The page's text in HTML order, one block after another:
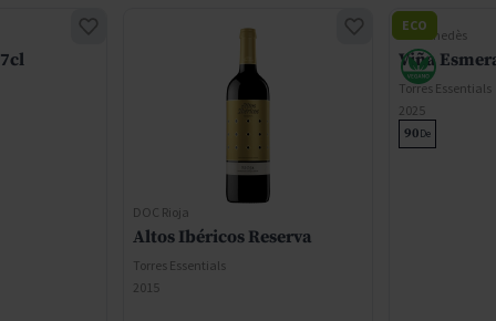
DOC Rioja
Altos Ibéricos Reserva
Torres Essentials
2015
DO Penedès
Viña
Torres Essentials
2025
90De
ECO